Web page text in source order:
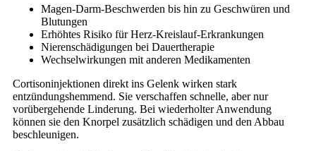
Magen-Darm-Beschwerden bis hin zu Geschwüren und
Blutungen
Erhöhtes Risiko für Herz-Kreislauf-Erkrankungen
Nierenschädigungen bei Dauertherapie
Wechselwirkungen mit anderen Medikamenten
Cortisoninjektionen direkt ins Gelenk wirken stark
entzündungshemmend. Sie verschaffen schnelle, aber nur
vorübergehende Linderung. Bei wiederholter Anwendung
können sie den Knorpel zusätzlich schädigen und den Abbau
beschleunigen.